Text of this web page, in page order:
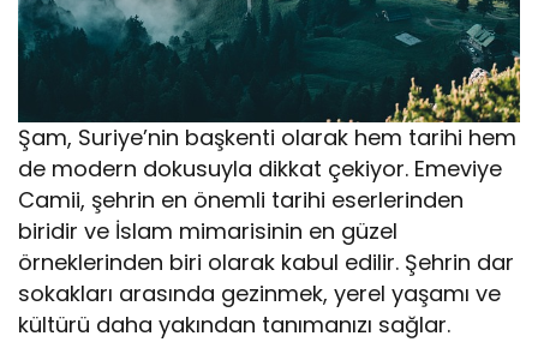
Şam, Suriye’nin başkenti olarak hem tarihi hem
de modern dokusuyla dikkat çekiyor. Emeviye
Camii, şehrin en önemli tarihi eserlerinden
biridir ve İslam mimarisinin en güzel
örneklerinden biri olarak kabul edilir. Şehrin dar
sokakları arasında gezinmek, yerel yaşamı ve
kültürü daha yakından tanımanızı sağlar.